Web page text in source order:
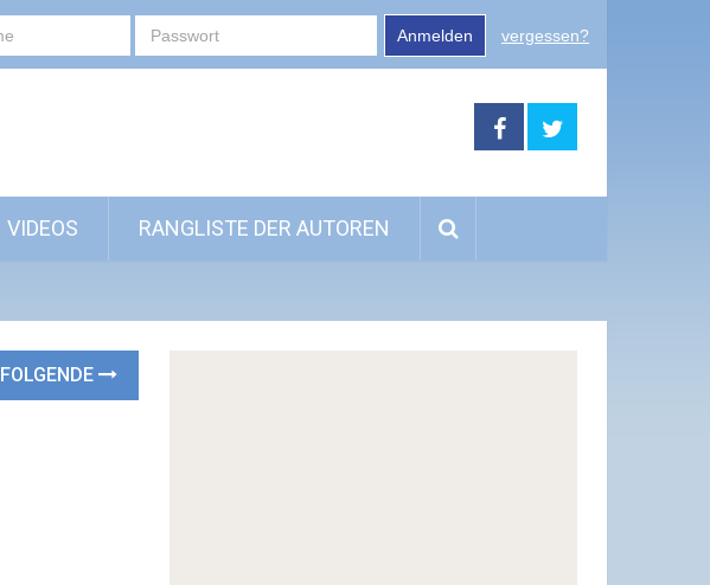
Anmelden vergessen?
VIDEOS RANGLISTE DER AUTOREN
FOLGENDE